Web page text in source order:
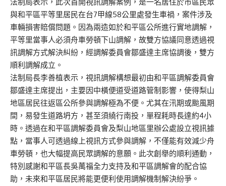
法制局表示，此次首開視訊調解案例，是一名居住於市區民眾
與和平區平等里居民在台7甲線58公里處發生車禍，案件涉及
車輛損害賠償問題。因為兩造如於和平區公所進行實地調解，
平等里當事人必須舟車勞頓下山調解，故雙方協議同意透過視
訊調解方式解決糾紛，經調解委員會鄒盛達主席協調後，雙方
順利調解成立。
法制局長李善植表示，視訊調解構想最初由和平區調解委員會
鄒盛達主席提出，主要因中橫便道受道路管制影響，使得梨山
地區居民往返區公所參與調解極為不便。尤其在汛期或颱風期
間，易發生道路坍方，甚至須繞行南投，單程耗時長達約4小
時。透過在和平區調解委員會及梨山地區里辦公處設立視訊據
點，當事人可透過線上視訊方式參與調解，不僅能有效減少舟
車勞頓，也大幅提高民眾調解的意願。此次創舉的順利通動，
特別感謝和平區長吳萬福全力支持及和平區調解會的配合協
助，未來和平區居民將能更便利使用調解機制解決紛爭。